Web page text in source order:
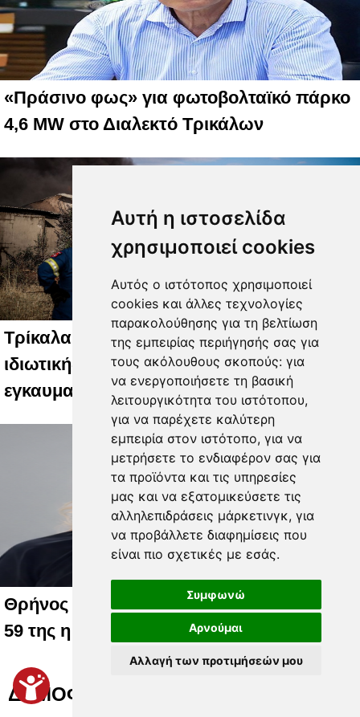
Αυτή η ιστοσελίδα
χρησιμοποιεί cookies
Αυτός ο ιστότοπος χρησιμοποιεί
cookies και άλλες τεχνολογίες
παρακολούθησης για τη βελτίωση
της εμπειρίας περιήγησής σας για
τους ακόλουθους σκοπούς: για
να ενεργοποιήσετε τη βασική
λειτουργικότητα του ιστότοπου,
για να παρέχετε καλύτερη
εμπειρία στον ιστότοπο, για να
μετρήσετε το ενδιαφέρον σας για
τα προϊόντα και τις υπηρεσίες
μας και να εξατομικεύσετε τις
αλληλεπιδράσεις μάρκετινγκ, για
να προβάλλετε διαφημίσεις που
είναι πιο σχετικές με εσάς.
Συμφωνώ
Αρνούμαι
Αλλαγή των προτιμήσεών μου
«Πράσινο φως» για φωτοβολταϊκό πάρκο
4,6 MW στο Διαλεκτό Τρικάλων
Τρίκαλα: Φωτιά ξέσπασε σε δωμάτιο
ιδιωτικής ψυχιατρικής κλινικής - Ένας
εγκαυματίας
Θρήνος στην Καλαμπάκα: “Έφυγε” στα
59 της η Χριστίνα Τσιαντούλα-Τάτσιου
ΔΗΜΟΦΙΛΗ ΒΙΝΤΕΟ